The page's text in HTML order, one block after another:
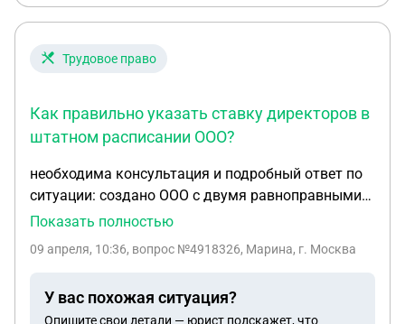
Трудовое право
Как правильно указать ставку директоров в
штатном расписании ООО?
необходима консультация и подробный ответ по
ситуации: создано ООО с двумя равноправными
директорами, работают каждый по ставке 0,375 с
ставки нужно указать в приказе на утверждение
нужно указывать. 2* 0,375? Как должно быть
Показать полностью
09 апреля, 10:36, вопрос №4918326, Марина, г. Москва
У вас похожая ситуация?
Опишите свои детали — юрист подскажет, что